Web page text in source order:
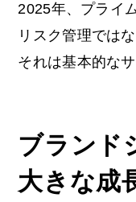
2025年、プライ
リスク管理では
それは基本的な
ブランド
大きな成